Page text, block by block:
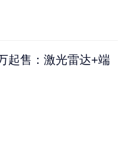
起售：激光雷达+端